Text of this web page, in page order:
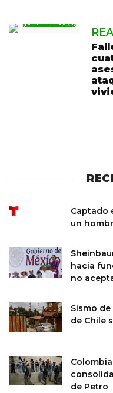
Captado
un
hacia
no
Sismo
de Chile
de Petro